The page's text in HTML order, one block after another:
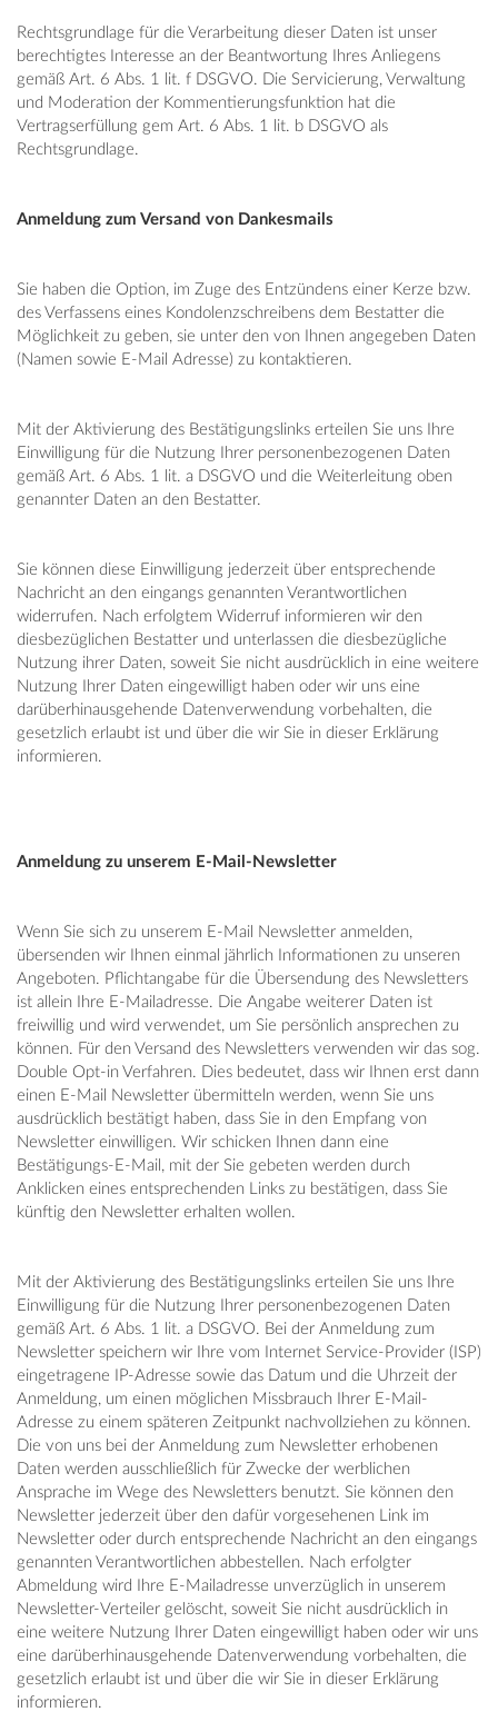
Rechtsgrundlage für die Verarbeitung dieser Daten ist unser
berechtigtes Interesse an der Beantwortung Ihres Anliegens
gemäß Art. 6 Abs. 1 lit. f DSGVO. Die Servicierung, Verwaltung
und Moderation der Kommentierungsfunktion hat die
Vertragserfüllung gem Art. 6 Abs. 1 lit. b DSGVO als
Rechtsgrundlage.
Anmeldung zum Versand von Dankesmails
Sie haben die Option, im Zuge des Entzündens einer Kerze bzw.
des Verfassens eines Kondolenzschreibens dem Bestatter die
Möglichkeit zu geben, sie unter den von Ihnen angegeben Daten
(Namen sowie E-Mail Adresse) zu kontaktieren.
Mit der Aktivierung des Bestätigungslinks erteilen Sie uns Ihre
Einwilligung für die Nutzung Ihrer personenbezogenen Daten
gemäß Art. 6 Abs. 1 lit. a DSGVO und die Weiterleitung oben
genannter Daten an den Bestatter.
Sie können diese Einwilligung jederzeit über entsprechende
Nachricht an den eingangs genannten Verantwortlichen
widerrufen. Nach erfolgtem Widerruf informieren wir den
diesbezüglichen Bestatter und unterlassen die diesbezügliche
Nutzung ihrer Daten, soweit Sie nicht ausdrücklich in eine weitere
Nutzung Ihrer Daten eingewilligt haben oder wir uns eine
darüberhinausgehende Datenverwendung vorbehalten, die
gesetzlich erlaubt ist und über die wir Sie in dieser Erklärung
informieren.
Anmeldung zu unserem E-Mail-Newsletter
Wenn Sie sich zu unserem E-Mail Newsletter anmelden,
übersenden wir Ihnen einmal jährlich Informationen zu unseren
Angeboten. Pflichtangabe für die Übersendung des Newsletters
ist allein Ihre E-Mailadresse. Die Angabe weiterer Daten ist
freiwillig und wird verwendet, um Sie persönlich ansprechen zu
können. Für den Versand des Newsletters verwenden wir das sog.
Double Opt-in Verfahren. Dies bedeutet, dass wir Ihnen erst dann
einen E-Mail Newsletter übermitteln werden, wenn Sie uns
ausdrücklich bestätigt haben, dass Sie in den Empfang von
Newsletter einwilligen. Wir schicken Ihnen dann eine
Bestätigungs-E-Mail, mit der Sie gebeten werden durch
Anklicken eines entsprechenden Links zu bestätigen, dass Sie
künftig den Newsletter erhalten wollen.
Mit der Aktivierung des Bestätigungslinks erteilen Sie uns Ihre
Einwilligung für die Nutzung Ihrer personenbezogenen Daten
gemäß Art. 6 Abs. 1 lit. a DSGVO. Bei der Anmeldung zum
Newsletter speichern wir Ihre vom Internet Service-Provider (ISP)
eingetragene IP-Adresse sowie das Datum und die Uhrzeit der
Anmeldung, um einen möglichen Missbrauch Ihrer E-Mail-
Adresse zu einem späteren Zeitpunkt nachvollziehen zu können.
Die von uns bei der Anmeldung zum Newsletter erhobenen
Daten werden ausschließlich für Zwecke der werblichen
Ansprache im Wege des Newsletters benutzt. Sie können den
Newsletter jederzeit über den dafür vorgesehenen Link im
Newsletter oder durch entsprechende Nachricht an den eingangs
genannten Verantwortlichen abbestellen. Nach erfolgter
Abmeldung wird Ihre E-Mailadresse unverzüglich in unserem
Newsletter-Verteiler gelöscht, soweit Sie nicht ausdrücklich in
eine weitere Nutzung Ihrer Daten eingewilligt haben oder wir uns
eine darüberhinausgehende Datenverwendung vorbehalten, die
gesetzlich erlaubt ist und über die wir Sie in dieser Erklärung
informieren.